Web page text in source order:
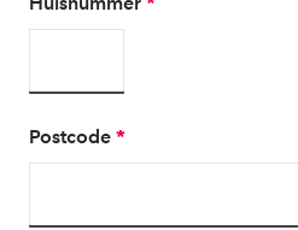
Postcode *